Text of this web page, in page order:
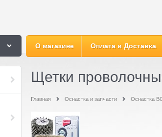
О магазине Оплата и Доставка
Щетки
Главная Оснастка и запчасти Оснастка